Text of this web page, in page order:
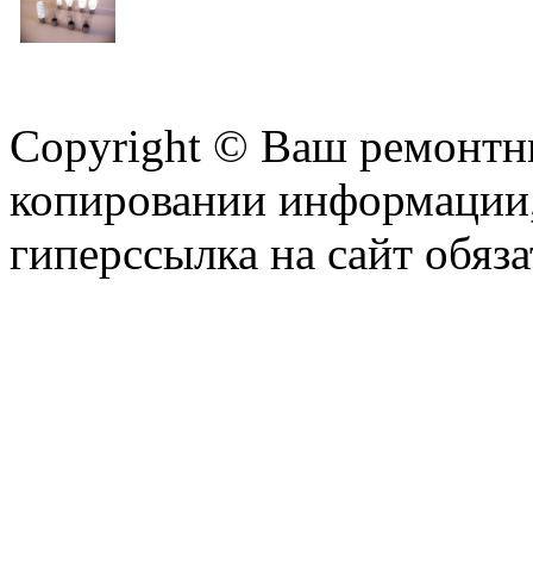
Copyright © Ваш
копировании
гиперссылка на сайт